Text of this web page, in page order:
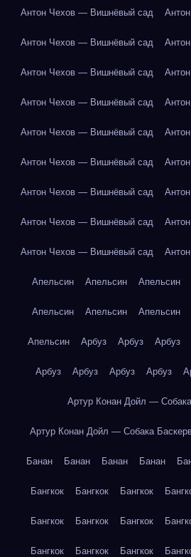
Антон Чехов — Вишнёвый сад
Антон Чехов — Вишнёвый сад
Антон Чехов — Вишнёвый сад
Антон Чехов — Вишнёвый сад
Антон Чехов — Вишнёвый сад
Антон Чехов — Вишнёвый сад
Антон Чехов — Вишнёвый сад
Антон Чехов — Вишнёвый сад
Антон Чехов — Вишнёвый сад
Апельсин Апельсин Апельсин
Апельсин Апельсин Апельсин
Апельсин Арбуз Арбуз Арбуз
Арбуз Арбуз Арбуз Арбуз
Артур Конан Дойл —
Артур Конан Дойл — Собака
Банан Банан Банан Банан
Бангкок Бангкок Бангкок
Бангкок Бангкок Бангкок
Бангкок Бангкок Бангкок